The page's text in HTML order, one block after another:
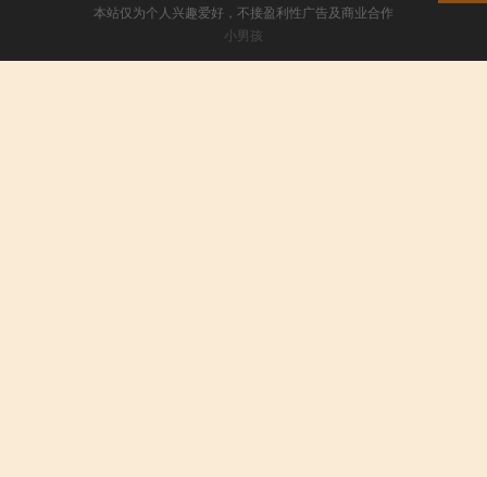
本站仅为个人兴趣爱好，不接盈利性广告及商业合作
小男孩